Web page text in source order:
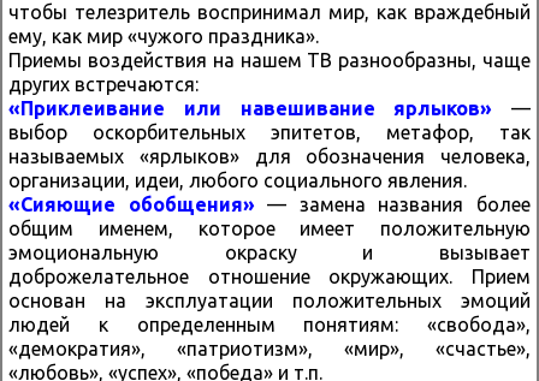
чтобы телезритель воспринимал мир, как враждебный
ему, как мир «чужого праздника».
Приемы воздействия на нашем ТВ разнообразны, чаще
других встречаются:
«Приклеивание или навешивание ярлыков» —
выбор оскорбительных эпитетов, метафор, так
называемых «ярлыков» для обозначения человека,
организации, идеи, любого социального явления.
«Сияющие обобщения» — замена названия более
общим именем, которое имеет положительную
эмоциональную окраску и вызывает
доброжелательное отношение окружающих. Прием
основан на эксплуатации положительных эмоций
людей к определенным понятиям: «свобода»,
«демократия», «патриотизм», «мир», «счастье»,
«любовь», «успех», «победа» и т.п.